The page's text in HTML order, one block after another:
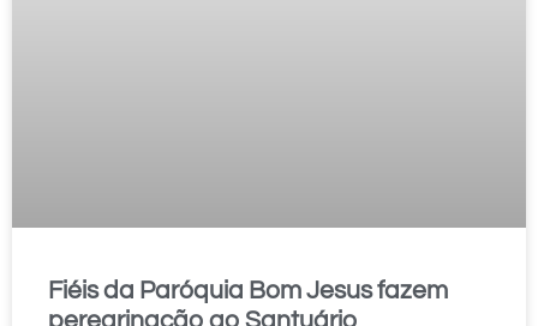
Fiéis da Paróquia Bom Jesus fazem
peregrinação ao Santuário